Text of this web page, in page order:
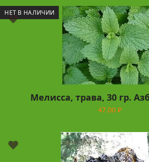
НЕТ В НАЛИЧИИ
Мелисса, трава, 30 гр.
47.00 ₽